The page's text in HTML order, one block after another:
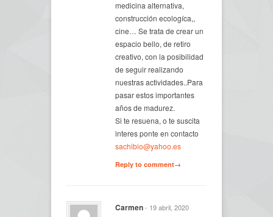
medicina alternativa,
construcción ecologíca,,
cine… Se trata de crear un
espacio bello, de retiro
creativo, con la posibilidad
de seguir realizando
nuestras actividades..Para
pasar estos importantes
años de madurez.
Si te resuena, o te suscita
interes ponte en contacto
sachibio@yahoo.es
Reply to comment→
Carmen- 19 abril, 2020